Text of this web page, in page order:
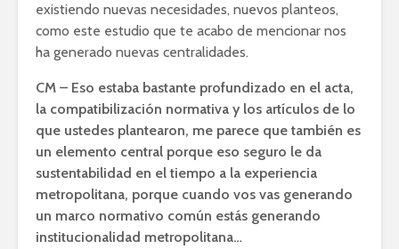
existiendo nuevas necesidades, nuevos planteos,
como este estudio que te acabo de mencionar nos
ha generado nuevas centralidades.
CM – Eso estaba bastante profundizado en el acta,
la compatibilización normativa y los artículos de lo
que ustedes plantearon, me parece que también es
un elemento central porque eso seguro le da
sustentabilidad en el tiempo a la experiencia
metropolitana, porque cuando vos vas generando
un marco normativo común estás generando
institucionalidad metropolitana…